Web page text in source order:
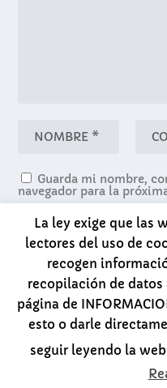
Guarda mi nombre,
navegador para la
La ley exige que las
lectores del uso de
recogen
recopilación de
página de
esto o darle
seguir leyendo la